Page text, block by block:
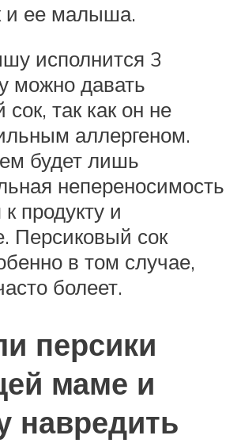
и ее малыша.
исполнится 3
можно давать
так как он не
аллергеном.
будет лишь
непереносимость
продукту и
Персиковый сок
в том случае,
болеет.
персики
маме и
навредить